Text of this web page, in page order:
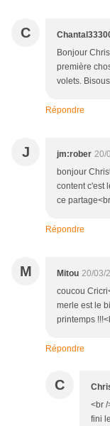
C
Bonjour
première
volets. Bisous
Répondre
J jm:rober 20/
bonjour
content c'est
ce
Répondre
M Mitou 20/03/
coucou
merle est le
printemps
Répondre
C
<br /
fini